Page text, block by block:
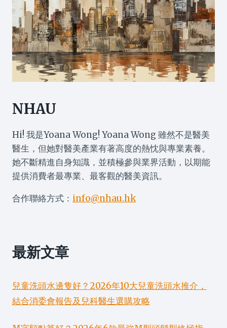
NHAU
Hi! 我是Yoana Wong! Yoana Wong 雖然不是醫美
醫生，但她對醫美產業有著高度的熱忱與專業素養。
她不斷精進自身知識，並積極參與業界活動，以期能
提供消費者最專業、最客觀的醫美資訊。
合作聯絡方式： info@nhau.hk
最新文章
兒童洗頭水邊隻好？2026年10大兒童洗頭水推介，
結合消委會報告及兒科醫生選購攻略